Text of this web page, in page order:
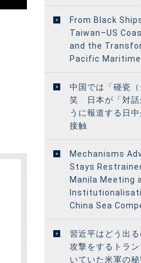
From Black
Taiwan–US
and the
Pacific Maritime
中国では「碰瓷
笑 日本が「対話
うに報道する日
接触
Mechanisms
Stays
Manila Meeting
China Sea
習近平はどう出
攻撃をするトラ
いていた米軍の